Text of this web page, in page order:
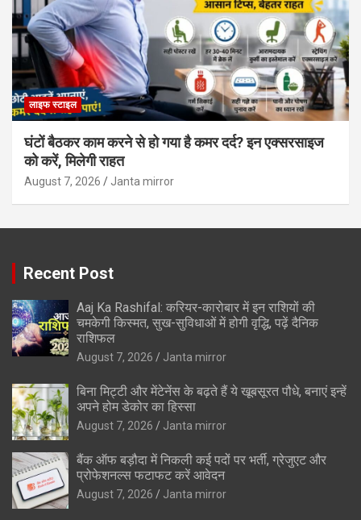
लाइफ स्टाइल
घंटों बैठकर काम करने से हो गया है कमर दर्द? इन एक्सरसाइज
को करें, मिलेगी राहत
August 7, 2026 Janta mirror
Recent Post
Aaj Ka Rashifal: करियर-कारोबार में इन राशियों की
चमकेगी किस्मत, सुख-सुविधाओं में होगी वृद्धि, पढ़ें दैनिक
राशिफल
August 7, 2026 Janta mirror
बिना मिट्टी और मेंटेनेंस के बढ़ते हैं ये खूबसूरत पौधे, बनाएं इन्‍हें
अपने होम डेकोर का हिस्‍सा
August 7, 2026 Janta mirror
बैंक ऑफ बड़ौदा में निकली कई पदों पर भर्ती, ग्रेजुएट और
प्रोफेशनल्स फटाफट करें आवेदन
August 7, 2026 Janta mirror